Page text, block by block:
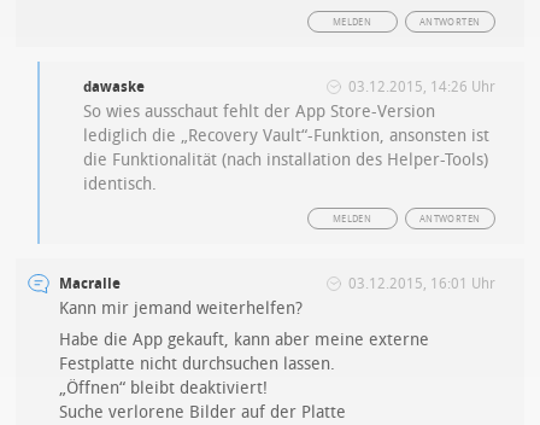
ANTWORTEN
MELDEN
dawaske 03.12.2015, 14:26 Uhr
So wies ausschaut fehlt der App Store-Version
lediglich die „Recovery Vault“-Funktion, ansonsten ist
die Funktionalität (nach installation des Helper-Tools)
identisch.
ANTWORTEN
MELDEN
Macralle 03.12.2015, 16:01 Uhr
Kann mir jemand weiterhelfen?
Habe die App gekauft, kann aber meine externe
Festplatte nicht durchsuchen lassen.
„Öffnen“ bleibt deaktiviert!
Suche verlorene Bilder auf der Platte